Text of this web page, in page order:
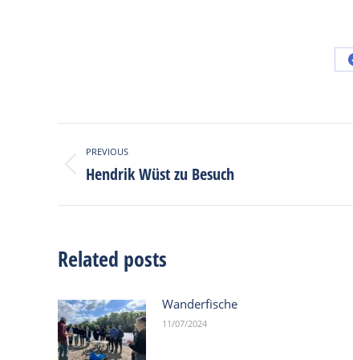
Post
navigation
PREVIOUS
Previous
Hendrik Wüst zu Besuch
Related posts
Wanderfische
11/07/2024